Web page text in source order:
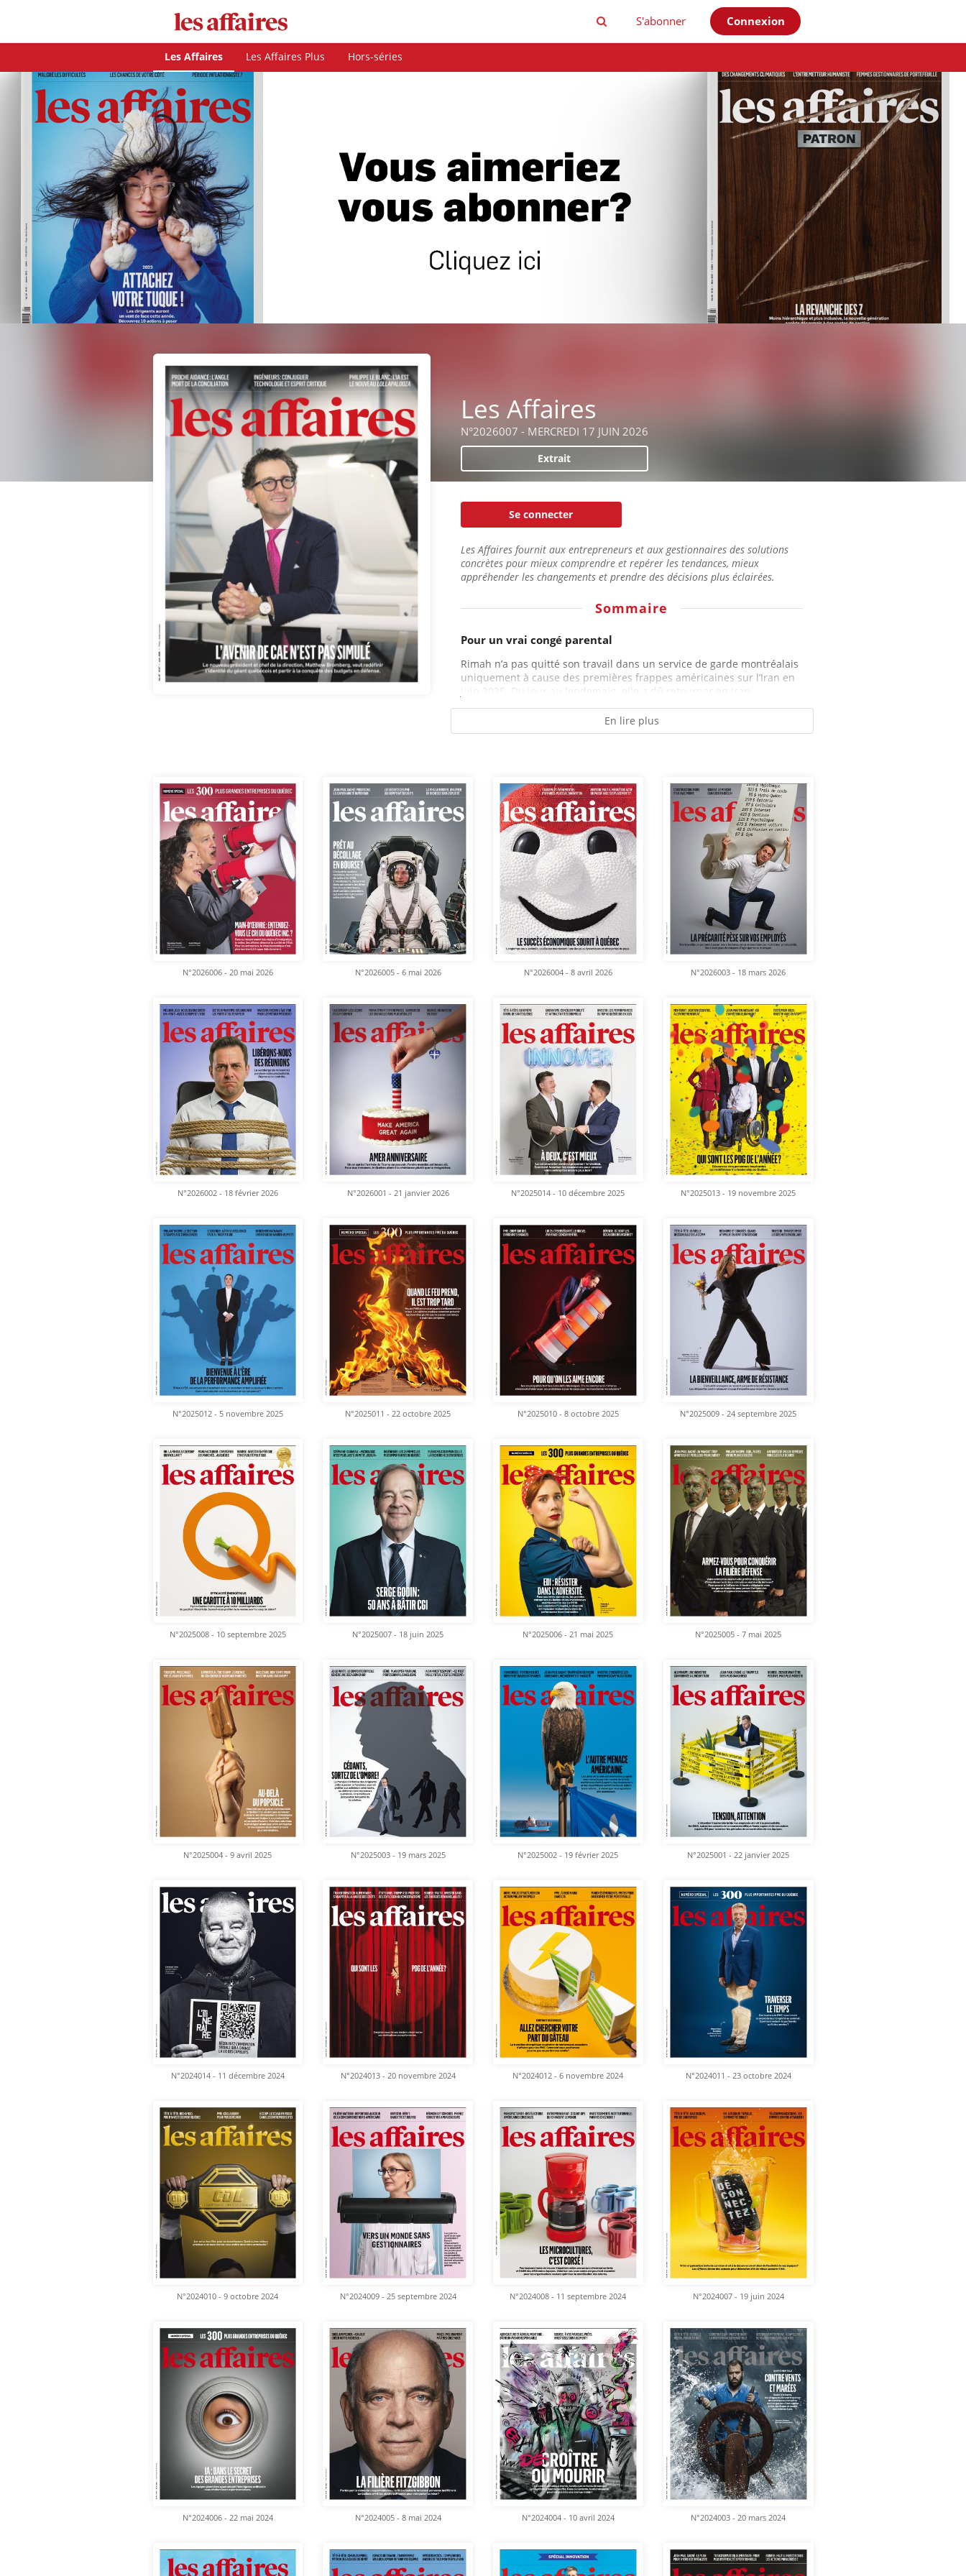
S'abonner Connexion
Les Affaires Les Affaires Plus Hors-séries
Les Affaires
N°2026007 - MERCREDI 17 JUIN 2026
Extrait
Se connecter
Les Affaires fournit aux entrepreneurs et aux gestionnaires des solutions
concrètes pour mieux comprendre et repérer les tendances, mieux
appréhender les changements et prendre des décisions plus éclairées.
Sommaire
Pour un vrai congé parental
Rimah n’a pas quitté son travail dans un service de garde montréalais
uniquement à cause des premières frappes américaines sur l’Iran en
juin 2025. Du jour au lendemain, elle a dû retourner en Iran...
En lire plus
N°2026006 - 20 mai 2026 N°2026005 - 6 mai 2026 N°2026004 - 8 avril 2026 N°2026003 - 18 mars 2026
N°2026002 - 18 février 2026 N°2026001 - 21 janvier 2026 N°2025014 - 10 décembre 2025 N°2025013 - 19 novembre 2025
N°2025012 - 5 novembre 2025 N°2025011 - 22 octobre 2025 N°2025010 - 8 octobre 2025 N°2025009 - 24 septembre 2025
N°2025008 - 10 septembre 2025 N°2025007 - 18 juin 2025 N°2025006 - 21 mai 2025 N°2025005 - 7 mai 2025
N°2025004 - 9 avril 2025 N°2025003 - 19 mars 2025 N°2025002 - 19 février 2025 N°2025001 - 22 janvier 2025
N°2024014 - 11 décembre 2024 N°2024013 - 20 novembre 2024 N°2024012 - 6 novembre 2024 N°2024011 - 23 octobre 2024
N°2024010 - 9 octobre 2024 N°2024009 - 25 septembre 2024 N°2024008 - 11 septembre 2024 N°2024007 - 19 juin 2024
N°2024006 - 22 mai 2024 N°2024005 - 8 mai 2024 N°2024004 - 10 avril 2024 N°2024003 - 20 mars 2024